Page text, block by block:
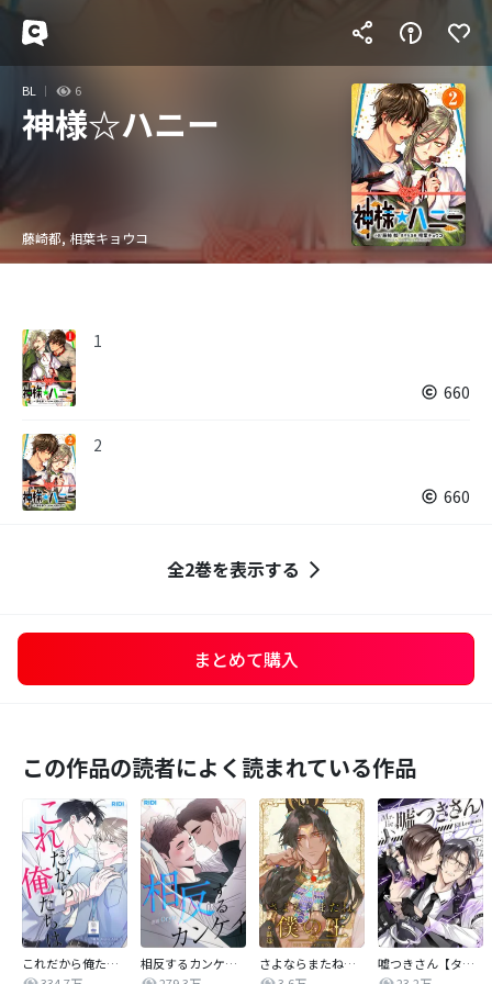
BL 6
神様☆ハニー
藤崎都, 相葉キョウコ
1
660
2
660
全2巻を表示する
まとめて購入
この作品の読者によく読まれている作品
これだから俺たちは
相反するカンケイ【改訂版】
さよならまたね、僕の王【タテヨミ】
嘘つきさん【タテヨミ】